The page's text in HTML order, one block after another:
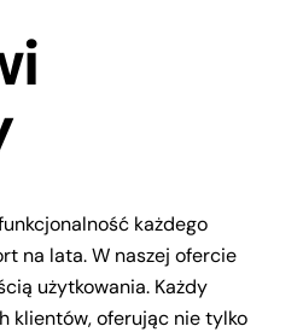
każdego
na lata. W naszej ofercie
użytkowania. Każdy
klientów, oferując nie tylko